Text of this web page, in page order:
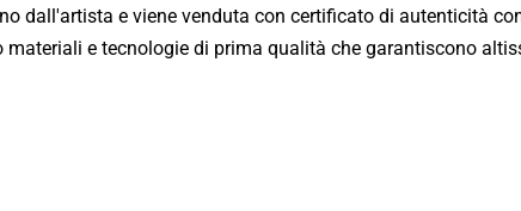
New York - Riflessi
dall'artista e viene venduta con certificato di autenticità
materiali e tecnologie di prima qualità che garantiscono